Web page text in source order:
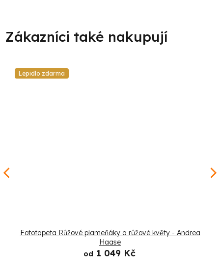
Lepidlo zdarma
Fototapeta Růžové plameňáky a růžové květy - Andrea
Haase
od 1 049 Kč